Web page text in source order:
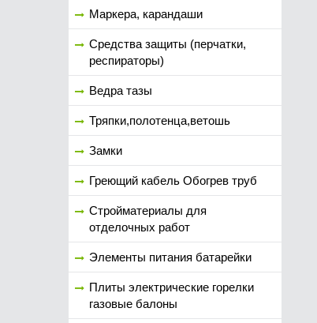
Маркера, карандаши
Средства защиты (перчатки,
респираторы)
Ведра тазы
Тряпки,полотенца,ветошь
Замки
Греющий кабель Обогрев труб
Стройматериалы для
отделочных работ
Элементы питания батарейки
Плиты электрические горелки
газовые балоны